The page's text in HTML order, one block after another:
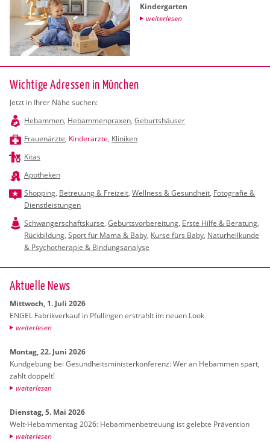
Kin­der­gar­ten
wei­ter­le­sen
Wichtige Adressen in München
Jetzt in Ihrer Nähe suchen:
Hebammen, Hebammenpraxen, Geburtshäuser
Frauenärzte, Kinderärzte, Kliniken
Kitas
Apotheken
Shopping, Betreuung & Freizeit, Wellness & Gesundheit, Fotografie &
Dienstleistungen
Schwangerschaftskurse, Geburtsvorbereitung, Erste Hilfe & Beratung,
Rückbildung, Sport für Mama & Baby, Kurse fürs Baby, Naturheilkunde
& Psychotherapie & Bindungsanalyse
Ak­tu­el­le News
Mitt­woch, 1. Juli 2026
ENGEL Fa­brik­ver­kauf in Pful­lin­gen er­strahlt im neuen Look
wei­ter­le­sen
Mon­tag, 22. Juni 2026
Kund­ge­bung bei Ge­sund­heits­mi­nis­ter­kon­fe­renz: Wer an Heb­am­men spart,
zahlt dop­pelt!
wei­ter­le­sen
Diens­tag, 5. Mai 2026
Welt-Heb­am­men­tag 2026: Heb­am­men­be­treu­ung ist ge­leb­te Prä­ven­ti­on
wei­ter­le­sen